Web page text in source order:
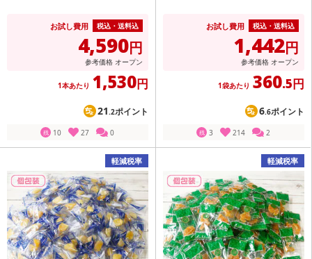
お試し費用 税込・送料込
4,590円
参考価格 オープン
1本あたり 1,530円
21.2ポイント
残 10 27 0
お試し費用 税込・送料込
1,442円
参考価格 オープン
1袋あたり 360.5円
6.6ポイント
残 3 214 2
軽減税率 軽減税率